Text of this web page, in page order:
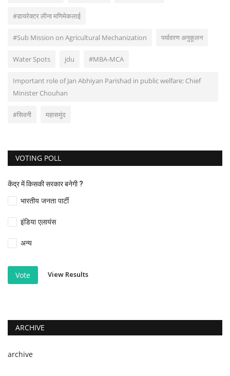
#डायरेक्टर लीना मणिमेकलाई
#Sub Mission on Agricultural Mechanization पर्यावरण अनुकूलन
Water Spots jdu #MBA-MCA
Important role of Jan Abhiyan Parishad in public welfare: Chief
Minister Chouhan
#सिवनी महासमुंद
VOTING POLL
केंद्र में किसकी सरकार बनेगी ?
भारतीय जनता पार्टी
इंडिया एलायंस
अन्य
Vote View Results
ARCHIVE
archive